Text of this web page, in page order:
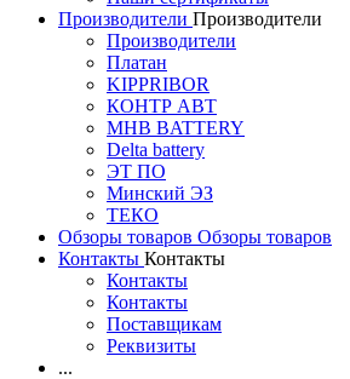
Производители Производители
Производители
Платан
KIPPRIBOR
КОНТР АВТ
MHB BATTERY
Delta battery
ЭT ПО
Минский ЭЗ
ТЕКО
Обзоры товаров Обзоры товаров
Контакты Контакты
Контакты
Контакты
Поставщикам
Реквизиты
...